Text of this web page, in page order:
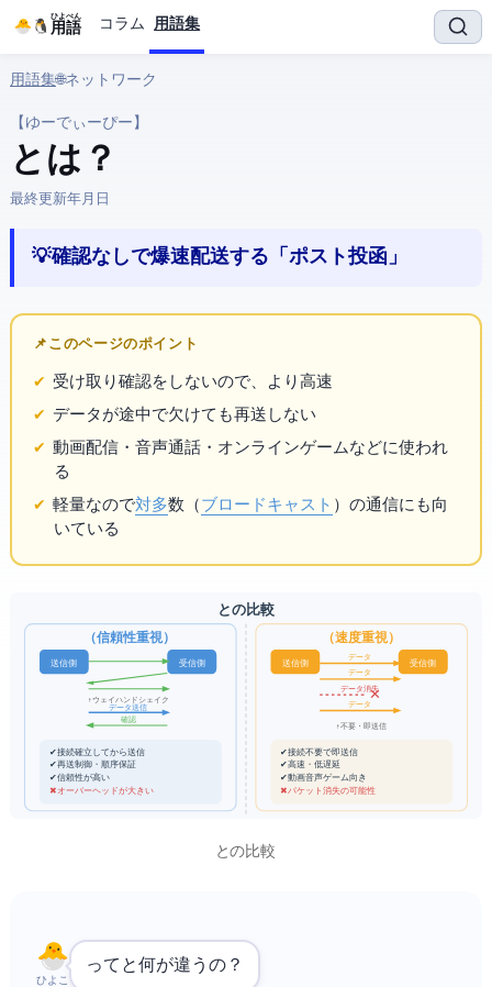
IT用語
ひよぺん コラム 用語集
用語集› 🌐 ネットワーク › UDP
【ゆーでぃーぴー】
UDP とは？
最終更新:2026年3月25日
💡 確認なしで爆速配送する「ポスト投函」
📌 このページのポイント
受け取り確認をしないので、
より高速
データが途中で欠けても再送しない
動画配信・音声通話・オンラインゲームなどに使われ
る
軽量なので1対多数（ブロードキャスト ）の通信にも向
いている
UDP と TCP の比較
TCP（信頼性重視）
送信側 受信側
↑ 3ウェイハンドシェイク
データ送信
ACK確認
✔ 接続確立してから送信
✔ 再送制御・順序保証
✔ 信頼性が高い
✖ オーバーヘッドが大きい
UDP（速度重視）
送信側 受信側
データ1
データ2
✕
データ3(消失)
データ4
↑ ACK不要・即送信
✔ 接続不要で即送信
✔ 高速・低遅延
✔ 動画/音声/ゲーム向き
✖ パケット消失の可能性
UDPとTCPの比較
ひよこ
UDPって と何が違うの？